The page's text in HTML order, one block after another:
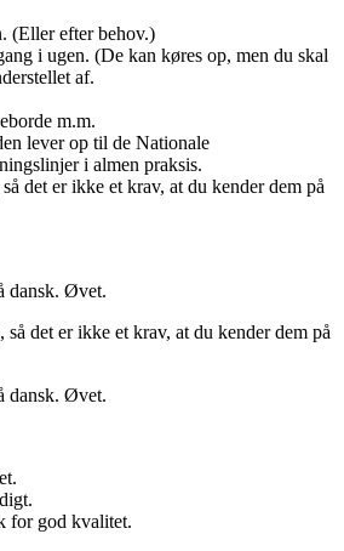
(Eller efter behov.)
i ugen. (De kan køres op, men du skal
af.
m.m.
lever op til de Nationale
i almen praksis.
det er ikke et krav, at du kender dem på
dansk. Øvet.
det er ikke et krav, at du kender dem på
dansk. Øvet.
for god kvalitet.